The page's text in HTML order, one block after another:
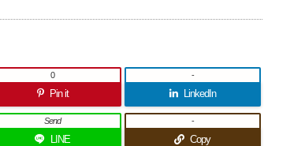
Pin it
0
LinkedIn
-
LINE
Send
Copy
-